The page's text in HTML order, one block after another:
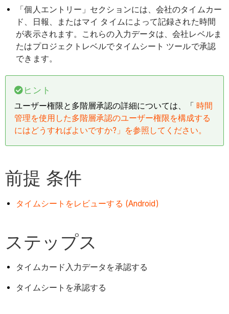
「個人エントリー」セクションには、会社のタイムカー
ド、日報、またはマイ タイムによって記録された時間
が表示されます。これらの入力データは、会社レベルま
たはプロジェクトレベルでタイムシート ツールで承認
できます。
ヒント
ユーザー権限と多階層承認の詳細については、「 時間
管理を使用した多階層承認のユーザー権限を構成する
にはどうすればよいですか?」を参照してください。
前提 条件
タイムシートをレビューする (Android)
ステップス
タイムカード入力データを承認する
タイムシートを承認する